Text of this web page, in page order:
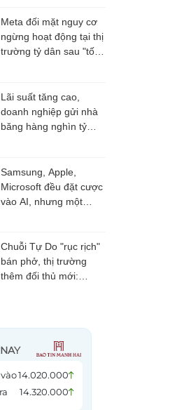
Meta đối mặt nguy cơ
ngừng hoạt động tại thị
trường tỷ dân sau "tối
Lãi suất tăng cao,
doanh nghiệp gửi nhà
băng hàng nghìn tỷ
Samsung, Apple,
Microsoft đều đặt cược
vào AI, nhưng một
phải lúc nào cũng dùng
Chuỗi Tự Do "rục rịch"
bán phở, thị trường
thêm đối thủ mới: